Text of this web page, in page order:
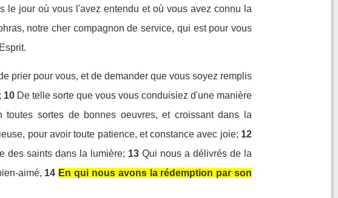
le jour où vous l'avez entendu et où vous avez connu la
notre cher compagnon de service, qui est pour vous
prier pour vous, et de demander que vous soyez remplis
10 De telle sorte que vous vous conduisiez d'une manière
sortes de bonnes oeuvres, et croissant dans la
pour avoir toute patience, et constance avec joie; 12
des saints dans la lumière; 13 Qui nous a délivrés de la
aimé, 14 En qui nous avons la rédemption par son